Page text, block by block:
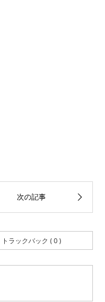
トラックバック ( 0 )